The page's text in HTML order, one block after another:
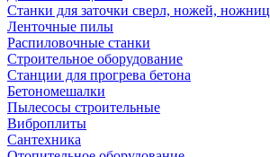
Станки для заточки сверл, ножей, ножниц
Ленточные пилы
Распиловочные станки
Строительное оборудование
Станции для прогрева бетона
Бетономешалки
Пылесосы строительные
Виброплиты
Сантехника